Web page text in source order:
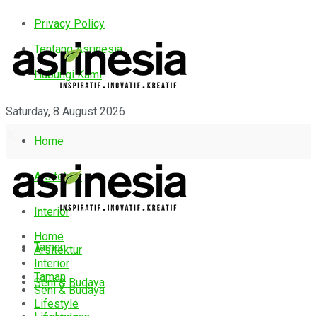
Privacy Policy
Tentang Asrinesia
Hubungi Kami
Saturday, 8 August 2026
Home
Arsitektur
Interior
Taman
Seni & Budaya
Home
Arsitektur
Interior
Taman
Seni & Budaya
Lifestyle